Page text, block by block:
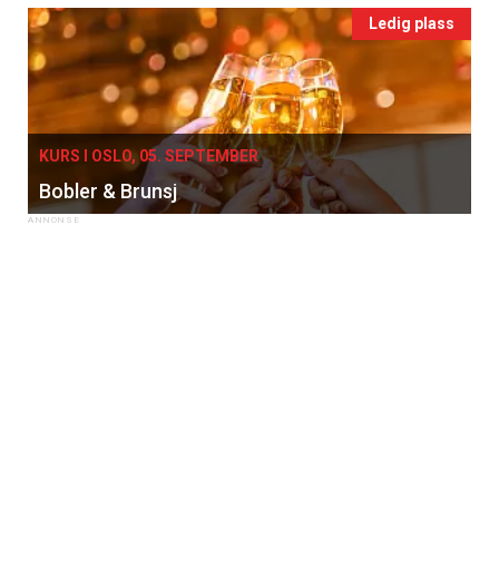
Ledig plass
KURS I OSLO, 05. SEPTEMBER
Bobler & Brunsj